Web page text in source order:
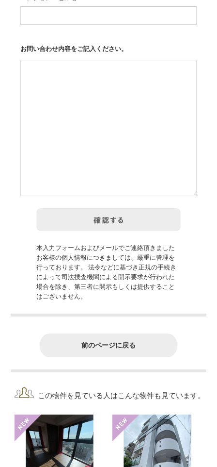
お問い合わせ内容をご記入ください。
本入力フォームおよびメールでご連絡頂きました
お客様の個人情報につきましては、厳重に管理を
行っております。 法令などに基づき正規の手続き
によって司法捜査機関による開示要求が行われた
場合を除き、第三者に開示もしくは提供すること
はございません。
前のページに戻る
この物件を見ている人はこんな物件も見ています。